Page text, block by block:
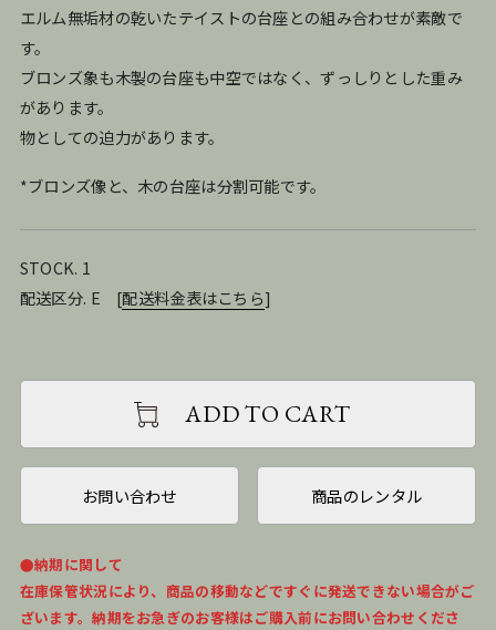
エルム無垢材の乾いたテイストの台座との組み合わせが素敵で
す。
ブロンズ象も木製の台座も中空ではなく、ずっしりとした重み
があります。
物としての迫力があります。
*ブロンズ像と、木の台座は分割可能です。
STOCK. 1
配送区分. E [配送料金表はこちら]
ADD TO CART
お問い合わせ 商品のレンタル
●納期に関して
在庫保管状況により、商品の移動などですぐに発送できない場合がご
ざいます。納期をお急ぎのお客様はご購入前にお問い合わせくださ